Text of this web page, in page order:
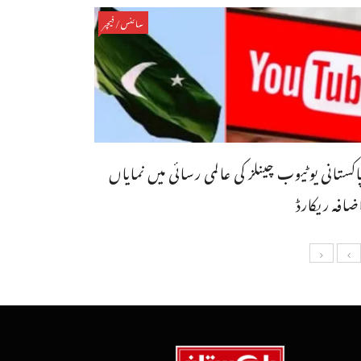
سائنس/فیچر
یوٹیوب چینلز کی عالمی رسائی میں نمایاں
ریکارڈ